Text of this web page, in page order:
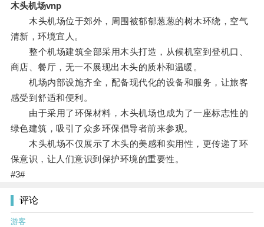
木头机场vnp
木头机场位于郊外，周围被郁郁葱葱的树木环绕，空气
清新，环境宜人。
整个机场建筑全部采用木头打造，从候机室到登机口、
商店、餐厅，无一不展现出木头的质朴和温暖。
机场内部设施齐全，配备现代化的设备和服务，让旅客
感受到舒适和便利。
由于采用了环保材料，木头机场也成为了一座标志性的
绿色建筑，吸引了众多环保倡导者前来参观。
木头机场不仅展示了木头的美感和实用性，更传递了环
保意识，让人们意识到保护环境的重要性。
#3#
评论
游客